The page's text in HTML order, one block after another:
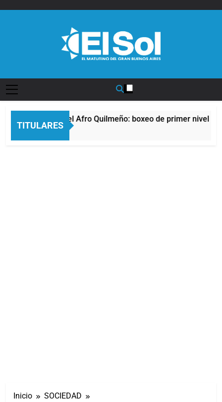
TITULARES
La noche del Afro Quilmeño: boxeo de primer nivel en
7 Horas Atrás
Inicio
SOCIEDAD